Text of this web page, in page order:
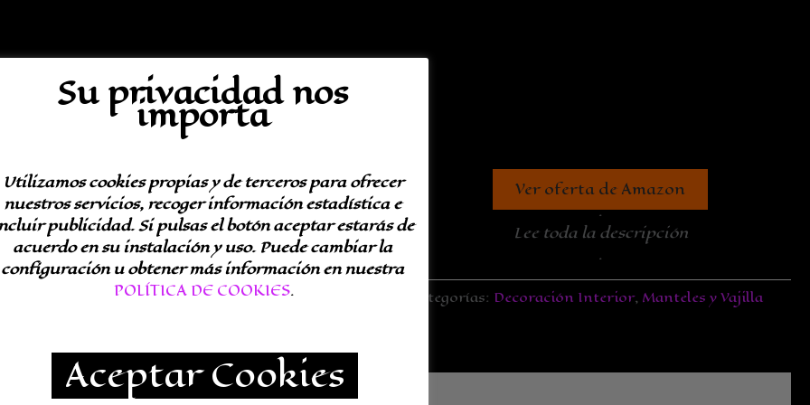
Ver oferta de Amazon
.
Lee toda la descripción
.
Categorías: Decoración Interior, Manteles y Vajilla
Su privacidad nos
importa
Utilizamos cookies propias y de terceros para ofrecer
nuestros servicios, recoger información estadística e
publicidad. Si pulsas el botón aceptar estarás de
acuerdo en su instalación y uso. Puede cambiar la
configuración u obtener más información en nuestra
POLÍTICA DE COOKIES.
Aceptar Cookies